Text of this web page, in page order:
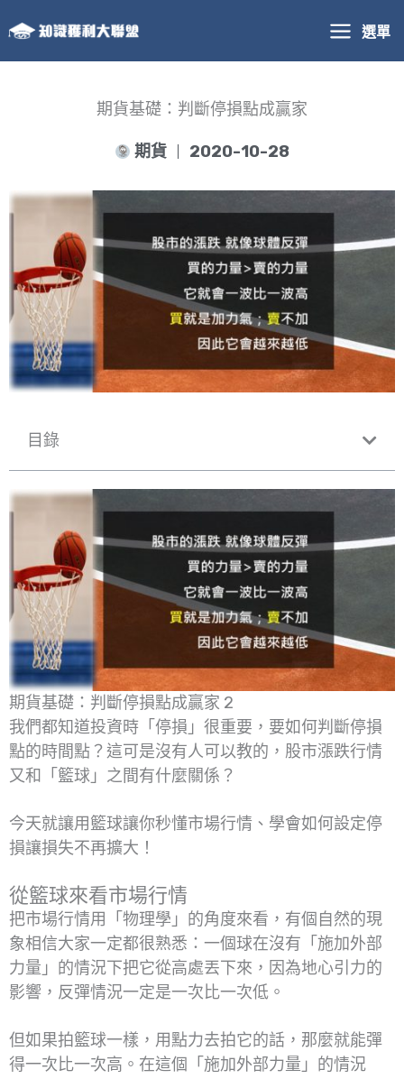
至
主
選單
期貨基礎：判斷停損點成贏家
期貨 2020-10-28
目錄
期貨基礎：判斷停損點成贏家 2
我們都知道投資時「停損」很重要，要如何判斷停損
點的時間點？這可是沒有人可以教的，股市漲跌行情
又和「籃球」之間有什麼關係？
今天就讓用籃球讓你秒懂市場行情、學會如何設定停
損讓損失不再擴大！
從籃球來看市場行情
把市場行情用「物理學」的角度來看，有個自然的現
象相信大家一定都很熟悉：一個球在沒有「施加外部
力量」的情況下把它從高處丟下來，因為地心引力的
影響，反彈情況一定是一次比一次低。
但如果拍籃球一樣，用點力去拍它的話，那麼就能彈
得一次比一次高。在這個「施加外部力量」的情況